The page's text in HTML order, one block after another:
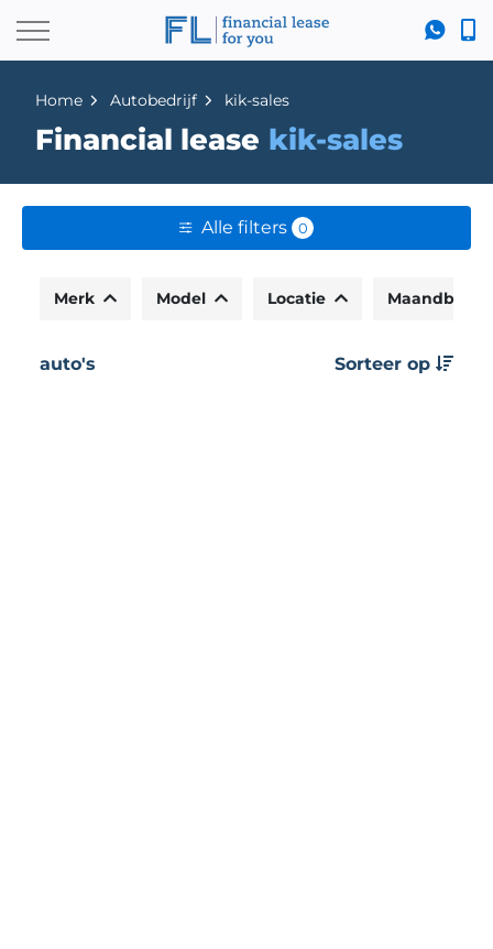
Home Autobedrijf kik-sales
Financial lease kik-sales
Alle filters 0
Merk Model Locatie
auto's Sorteer op